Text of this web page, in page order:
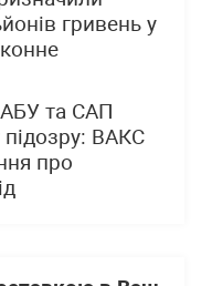
гривень у
та САП
ВАКС
про